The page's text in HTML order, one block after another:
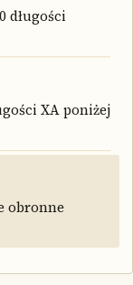
długości
XA poniżej
obronne